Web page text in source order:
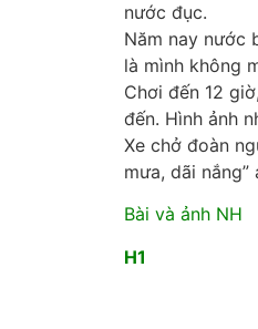
nước đục.
Năm nay nước
là mình không
Chơi đến 12
đến. Hình ảnh
Xe chở đoàn
mưa, dãi
Bài và ảnh NH
H1
h2